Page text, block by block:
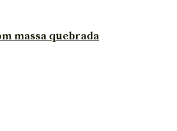
massa quebrada